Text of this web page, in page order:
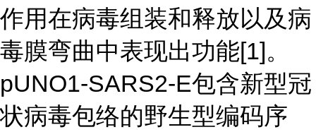
作用在病毒组装和释放以及病
毒膜弯曲中表现出功能[1]。
pUNO1-SARS2-E包含新型冠
状病毒包络的野生型编码序